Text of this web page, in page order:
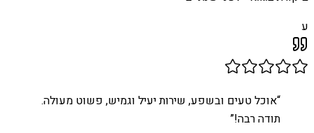
ע
“אוכל טעים ובשפע, שירות יעיל וגמיש, פשוט מעולה.
תודה רבה!”